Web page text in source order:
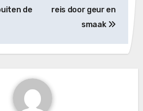
de
reis door geur en
smaak